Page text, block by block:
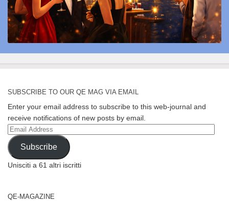
SUBSCRIBE TO OUR QE MAG VIA EMAIL
Enter your email address to subscribe to this web-journal and
receive notifications of new posts by email.
Email
Address
Subscribe
Unisciti a 61 altri iscritti
QE-MAGAZINE